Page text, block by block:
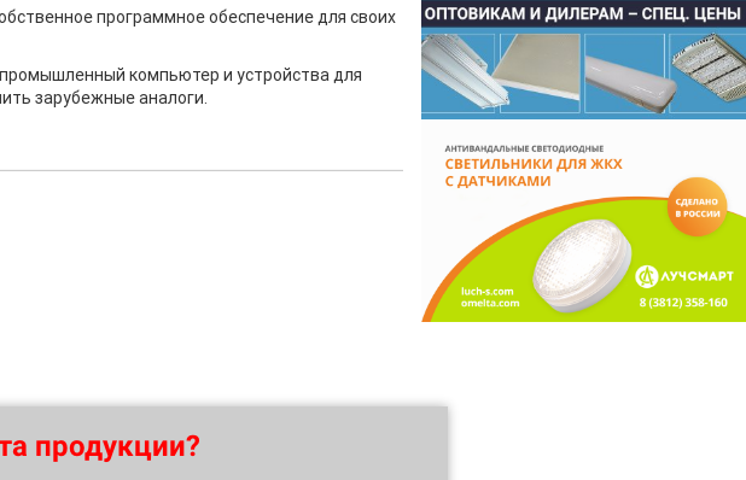
программное обеспечение для своих
компьютер и устройства для
зарубежные аналоги.
продукции?